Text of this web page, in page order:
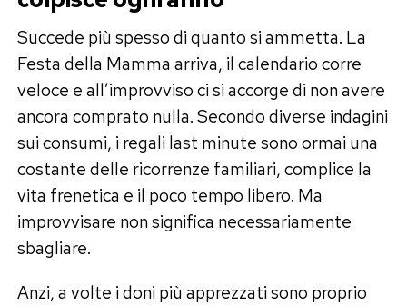
Succede più spesso di quanto si ammetta. La
Festa della Mamma arriva, il calendario corre
veloce e all’improvviso ci si accorge di non avere
ancora comprato nulla. Secondo diverse indagini
sui consumi, i regali last minute sono ormai una
costante delle ricorrenze familiari, complice la
vita frenetica e il poco tempo libero. Ma
improvvisare non significa necessariamente
sbagliare.
Anzi, a volte i doni più apprezzati sono proprio